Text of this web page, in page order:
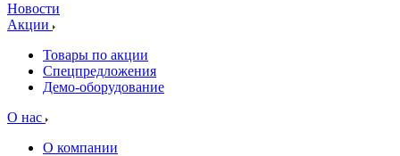
Новости
Акции
Товары по акции
Спецпредложения
Демо-оборудование
О нас
О компании